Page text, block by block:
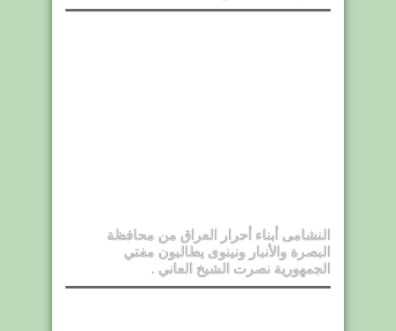
النشامى أبناء أحرار العراق من محافظة
البصرة والأنبار ونينوى يطالبون مفتي
الجمهورية نصرت الشيخ العاني .